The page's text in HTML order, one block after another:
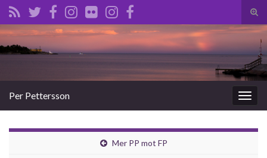
Slå
på/
Search for:
Slå
på/av
Per Pettersson
Mer PP mot FP